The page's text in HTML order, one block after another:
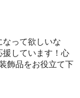
なって欲しいな
しています！心
飾品をお役立て下